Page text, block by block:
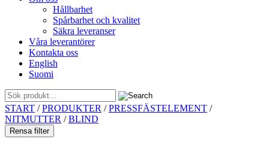
Hållbarhet
Spårbarhet och kvalitet
Säkra leveranser
Våra leverantörer
Kontakta oss
English
Suomi
Skip
to
content
START /PRODUKTER /PRESSFÄSTELEMENT /
NITMUTTER /BLIND
Rensa filter